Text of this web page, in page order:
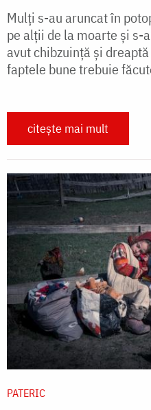
Mulți s-au aruncat în
pe alții de la moarte și s-
avut chibzuință și
faptele bune trebuie
citește mai mult
PATERIC